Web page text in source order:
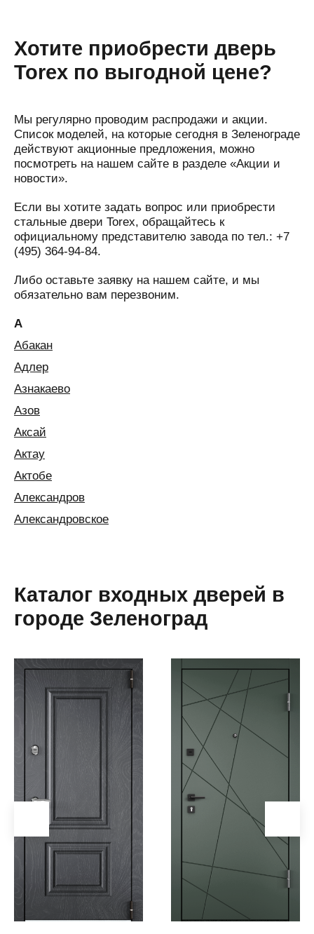
Хотите приобрести дверь
Torex по выгодной цене?
Мы регулярно проводим распродажи и акции.
Список моделей, на которые сегодня в Зеленограде
действуют акционные предложения, можно
посмотреть на нашем сайте в разделе «Акции и
новости».
Если вы хотите задать вопрос или приобрести
стальные двери Torex, обращайтесь к
официальному представителю завода по тел.: +7
(495) 364-94-84.
Либо оставьте заявку на нашем сайте, и мы
обязательно вам перезвоним.
А
Абакан
Адлер
Азнакаево
Азов
Аксай
Актау
Актобе
Александров
Александровское
Алушта
Альметьевск
Анапа
Анжеро-
Судженск
Аргаяш
Аркадак
область)
Армавир
Артем
Артемовский
Каталог входных дверей в
городе Зеленоград